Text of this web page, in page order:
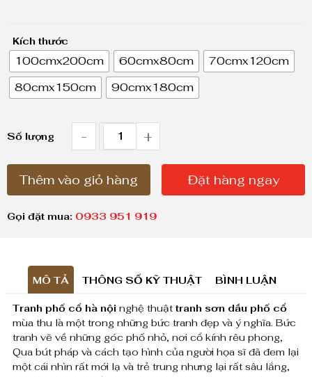
ả
n
:
t
8
0
,
0
Kích thước
100cmx200cm 60cmx80cm
70cmx120cm
80cmx150cm
90cmx180cm
Số lượng -
T
a
n
h
ố
c
ổ
+
Thêm vào giỏ hàng Đặt hàng ngay
Gọi đặt mua: 0933 951 919
MÔ TẢ THÔNG SỐ KỸ THUẬT BÌNH LUẬN
Tranh phố cổ hà nội nghệ thuật tranh sơn dầu phố cổ
mùa thu là một trong những bức tranh đẹp và ý nghĩa. Bức
tranh vẽ về những góc phố nhỏ, nơi cổ kính rêu phong,
Qua bút pháp và cách tạo hình của người họa sĩ đã đem lại
một cái nhìn rất mới lạ và trẻ trung nhưng lại rất sâu lắng,